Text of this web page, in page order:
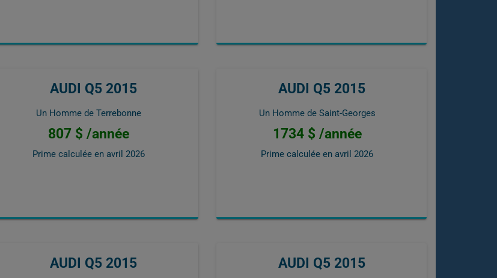
AUDI Q5 2015
Un Homme de Terrebonne
807 $ /année
Prime calculée en avril 2026
AUDI Q5 2015
Un Homme de Saint-Georges
1734 $ /année
Prime calculée en avril 2026
AUDI Q5 2015 AUDI Q5 2015